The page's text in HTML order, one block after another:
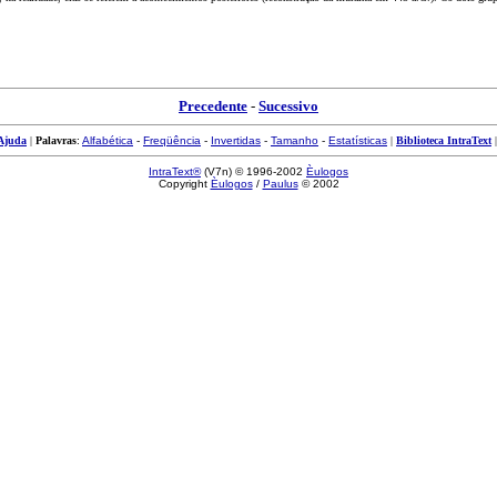
Precedente - Sucessivo
| Palavras: Alfabética - Freqüência - Invertidas - Tamanho - Estatísticas | Biblioteca IntraText |
IntraText®(V7n) © 1996-2002 Èulogos
Copyright Èulogos/ Paulus© 2002